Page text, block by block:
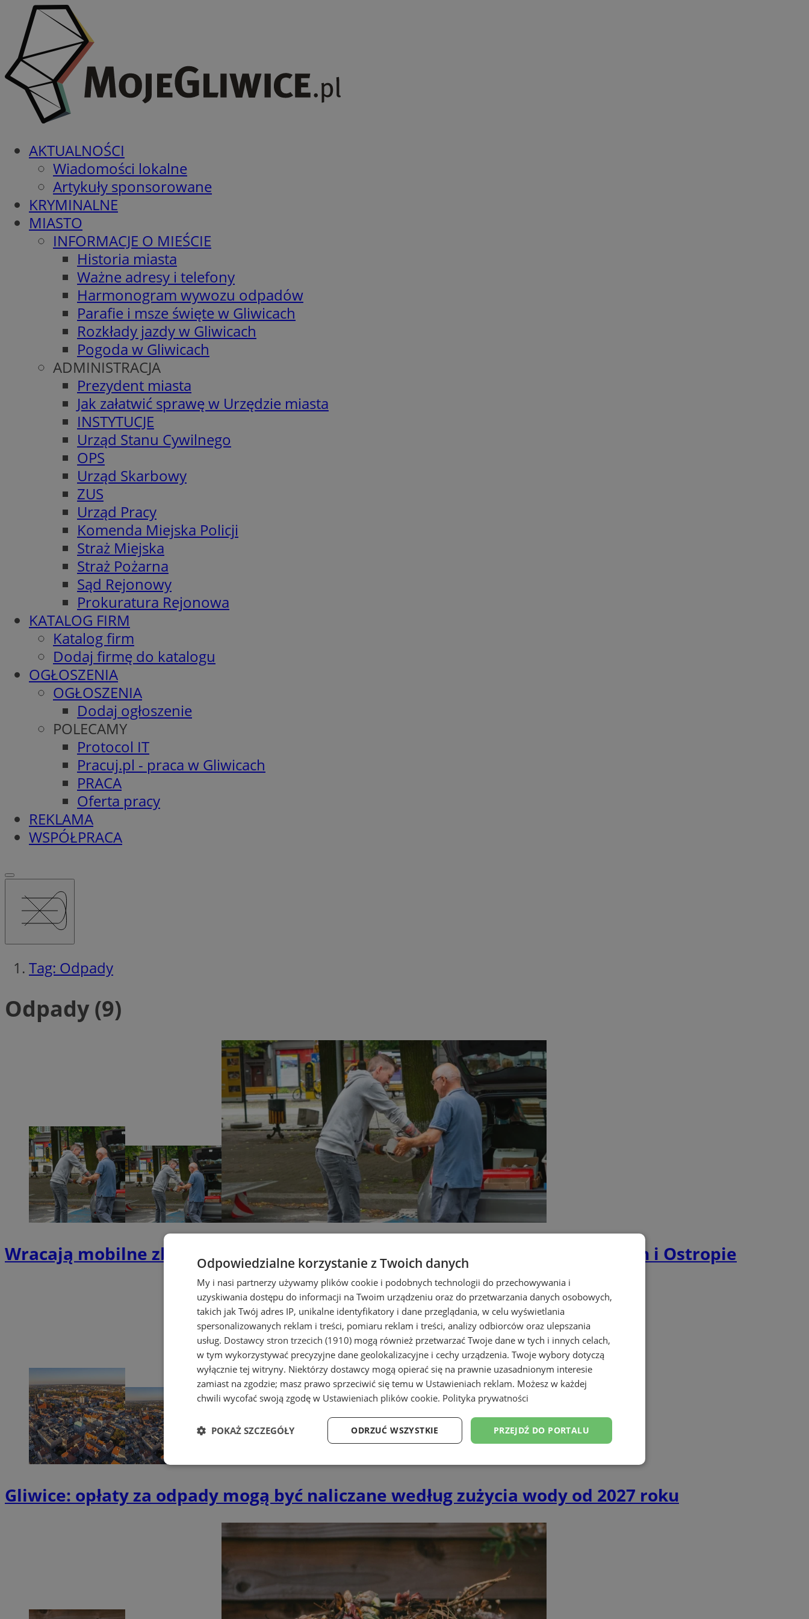
AKTUALNOŚCI
Wiadomości lokalne
Artykuły sponsorowane
KRYMINALNE
MIASTO
INFORMACJE O MIEŚCIE
Historia miasta
Ważne adresy i telefony
Harmonogram wywozu odpadów
Parafie i msze święte w Gliwicach
Rozkłady jazdy w Gliwicach
Pogoda w Gliwicach
ADMINISTRACJA
Prezydent miasta
Jak załatwić sprawę w Urzędzie miasta
INSTYTUCJE
Urząd Stanu Cywilnego
OPS
Urząd Skarbowy
ZUS
Urząd Pracy
Komenda Miejska Policji
Straż Miejska
Straż Pożarna
Sąd Rejonowy
Prokuratura Rejonowa
KATALOG FIRM
Katalog firm
Dodaj firmę do katalogu
OGŁOSZENIA
OGŁOSZENIA
Dodaj ogłoszenie
POLECAMY
Protocol IT
Pracuj.pl - praca w Gliwicach
PRACA
Oferta pracy
REKLAMA
WSPÓŁPRACA
Tag: Odpady
Odpady (9)
Wracają mobilne zbiórki elektrośmieci. Rozpoczynamy 14 marca w Łabędach i Ostropie
Gliwice: opłaty za odpady mogą być naliczane według zużycia wody od 2027 roku
Odpowiedzialne korzystanie z Twoich danych
My i nasi partnerzy używamy plików cookie i podobnych technologii do przechowywania i
uzyskiwania dostępu do informacji na Twoim urządzeniu oraz do przetwarzania danych osobowych,
takich jak Twój adres IP, unikalne identyfikatory i dane przeglądania, w celu wyświetlania
spersonalizowanych reklam i treści, pomiaru reklam i treści, analizy odbiorców oraz ulepszania
usług. Dostawcy stron trzecich (1910) mogą również przetwarzać Twoje dane w tych i innych celach,
w tym wykorzystywać precyzyjne dane geolokalizacyjne i cechy urządzenia. Twoje wybory dotyczą
wyłącznie tej witryny. Niektórzy dostawcy mogą opierać się na prawnie uzasadnionym interesie
zamiast na zgodzie; masz prawo sprzeciwić się temu w Ustawieniach reklam. Możesz w każdej
chwili wycofać swoją zgodę w Ustawieniach plików cookie. Polityka prywatności
PRZEJDŹ DO PORTALU
ODRZUĆ WSZYSTKIE
POKAŻ SZCZEGÓŁY
Niezbędne Wydajność Targetowanie Funkcjonalność Niesklasyfikowane
Funkcjonalność Niesklasyfikowane
Niezbędne pliki cookie umożliwiają korzystanie z podstawowych funkcji strony internetowej, takich jak logowanie użytkownika i
zarządzanie kontem. Bez niezbędnych plików cookie nie można prawidłowo korzystać ze strony internetowej.
Provider/
Domena
Okres
przechowywania
Opis